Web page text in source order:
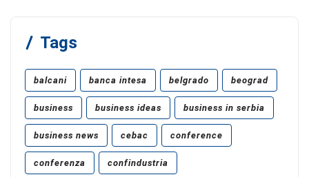
Tags
balcani banca intesa belgrado beograd
business business ideas business in serbia
business news cebac conference
conferenza confindustria